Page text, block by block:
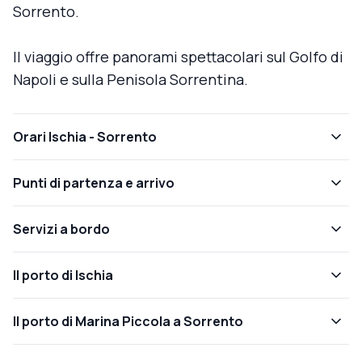
Sorrento.
Il viaggio offre panorami spettacolari sul Golfo di
Napoli e sulla Penisola Sorrentina.
Orari Ischia - Sorrento
Punti di partenza e arrivo
Servizi a bordo
Il porto di Ischia
Il porto di Marina Piccola a Sorrento